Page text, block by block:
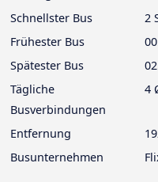
Schnellster Bus
2
Frühester Bus
Spätester Bus
Tägliche
Busverbindungen
4
Entfernung
Busunternehmen